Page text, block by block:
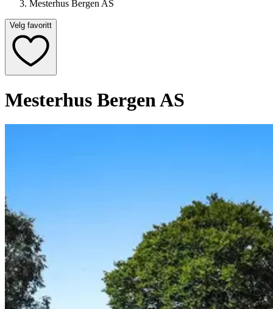
Mesterhus Bergen AS
Velg favoritt
Mesterhus Bergen AS